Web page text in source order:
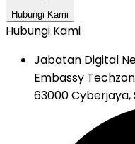
Hubungi Kami
Hubungi Kami
Jabatan Digital
Embassy
63000 Cyberjaya,